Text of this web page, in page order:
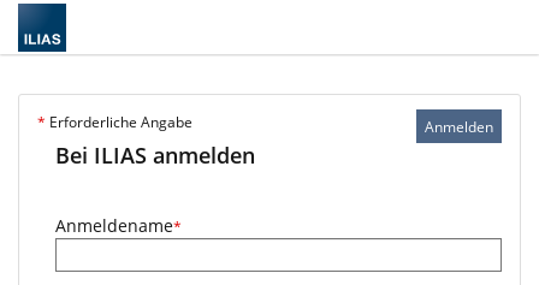
Anmelden
* Erforderliche Angabe
Bei ILIAS anmelden
Anmeldename*